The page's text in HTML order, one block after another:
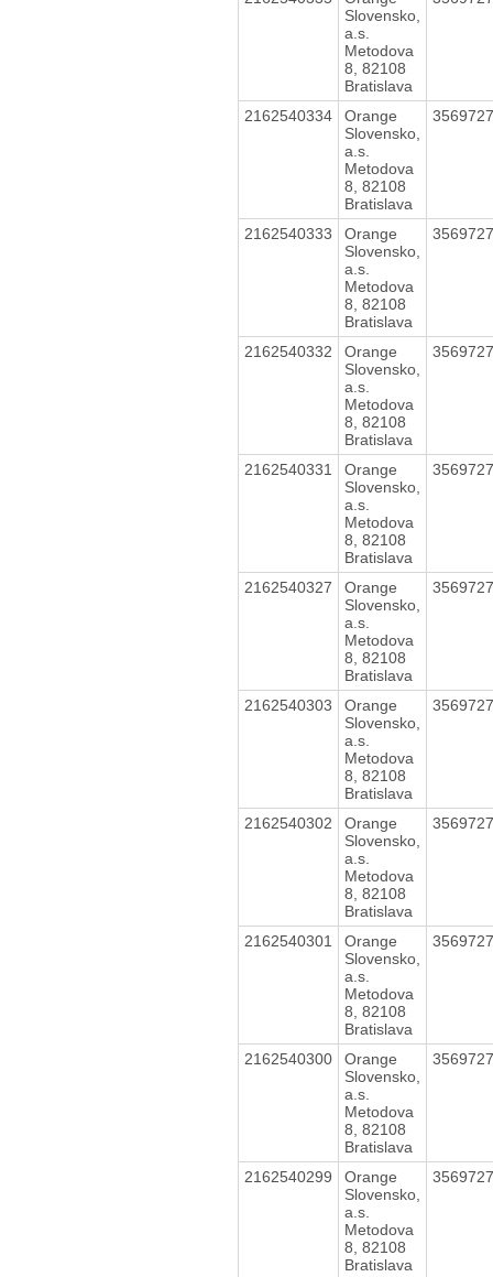
Slovensko,
a.s.
Metodova
8, 82108
Bratislava
2162540334
Orange
Slovensko,
a.s.
Metodova
8, 82108
Bratislava
2162540333
Orange
Slovensko,
a.s.
Metodova
8, 82108
Bratislava
2162540332
Orange
Slovensko,
a.s.
Metodova
8, 82108
Bratislava
2162540331
Orange
Slovensko,
a.s.
Metodova
8, 82108
Bratislava
2162540327
Orange
Slovensko,
a.s.
Metodova
8, 82108
Bratislava
2162540303
Orange
Slovensko,
a.s.
Metodova
8, 82108
Bratislava
2162540302
Orange
Slovensko,
a.s.
Metodova
8, 82108
Bratislava
2162540301
Orange
Slovensko,
a.s.
Metodova
8, 82108
Bratislava
2162540300
Orange
Slovensko,
a.s.
Metodova
8, 82108
Bratislava
2162540299
Orange
Slovensko,
a.s.
Metodova
8, 82108
Bratislava